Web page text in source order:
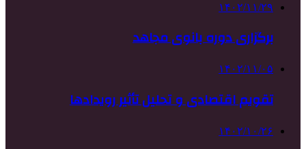
۱۴۰۲/۱۱/۲۹
برگزاری دوره بانوی مجاهد
۱۴۰۲/۱۱/۰۵
تقویم اقتصادی و تحلیل تأثیر رویدادها
۱۴۰۲/۱۰/۲۶